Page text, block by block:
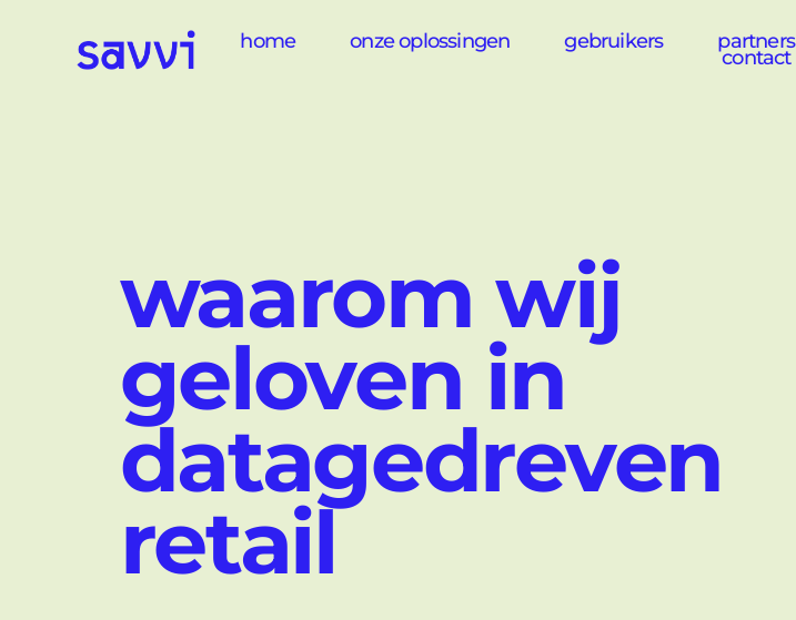
home onze oplossingen gebruikers partners
contact
waarom wij
geloven in
datagedreven
retail